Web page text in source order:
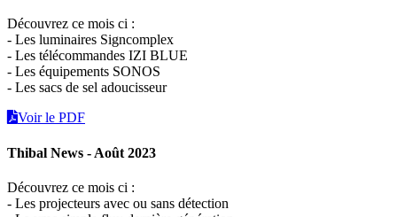
Découvrez ce mois ci :
- Les luminaires Signcomplex
- Les télécommandes IZI BLUE
- Les équipements SONOS
- Les sacs de sel adoucisseur
Voir le PDF
Thibal News - Août 2023
Découvrez ce mois ci :
- Les projecteurs avec ou sans détection